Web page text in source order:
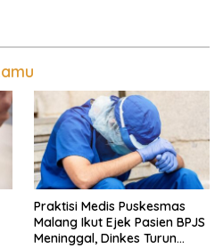
Praktisi Medis Puskesmas
Malang Ikut Ejek Pasien BPJS
Meninggal, Dinkes Turun